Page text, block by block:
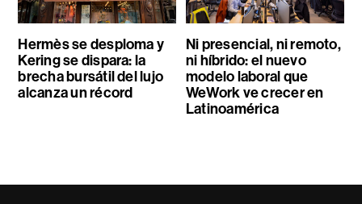
Hermès se desploma y
Kering se dispara: la
brecha bursátil del lujo
alcanza un récord
Ni presencial, ni remoto,
ni híbrido: el nuevo
modelo laboral que
WeWork ve crecer en
Latinoamérica